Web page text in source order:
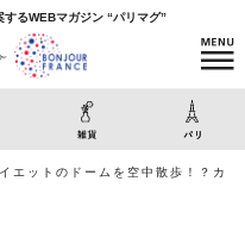
るWEBマガジン “パリマグ”
エットのドームを空中散歩！？カ